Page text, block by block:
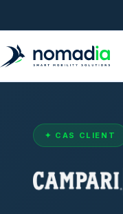
✦ CAS CLIENT